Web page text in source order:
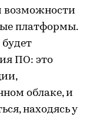
возможности
платформы.
ПО: это
облаке, и
находясь у